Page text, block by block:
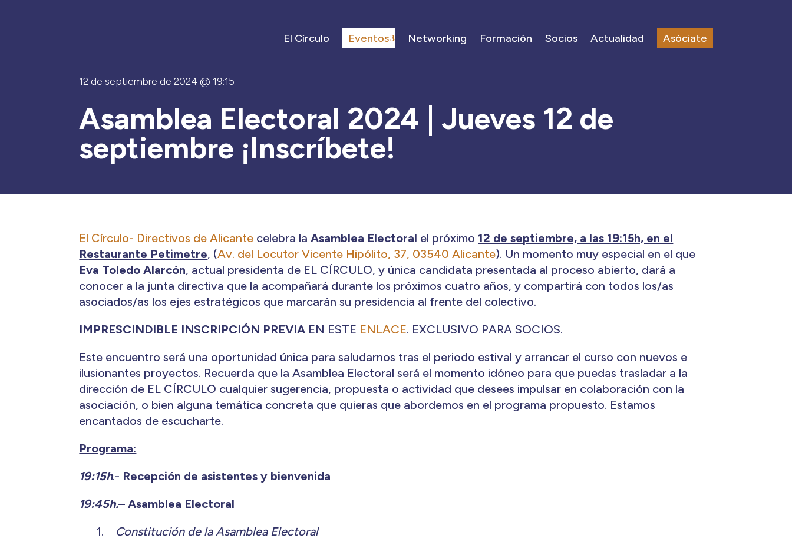
El Círculo Eventos Networking Formación Socios Actualidad Asóciate
12 de septiembre de 2024 @ 19:15
Asamblea Electoral 2024 | Jueves 12 de
septiembre ¡Inscríbete!
El Círculo- Directivos de Alicante celebra laAsamblea Electoral el próximo 12 de septiembre, a las 19:15h, en el
Restaurante Petimetre, (Av. del Locutor Vicente Hipólito, 37, 03540 Alicante). Un momento muy especial en el que
Eva Toledo Alarcón, actual presidenta de EL CÍRCULO, y única candidata presentada al proceso abierto, dará a
conocer a la junta directiva que la acompañará durante los próximos cuatro años, y compartirá con todos los/as
asociados/as los ejes estratégicos que marcarán su presidencia al frente del colectivo.
IMPRESCINDIBLE INSCRIPCIÓN PREVIA EN ESTE ENLACE. EXCLUSIVO PARA SOCIOS.
Este encuentro será una oportunidad única para saludarnos tras el periodo estival y arrancar el curso con nuevos e
ilusionantes proyectos. Recuerda que la Asamblea Electoral será el momento idóneo para que puedas trasladar a la
dirección de EL CÍRCULO cualquier sugerencia, propuesta o actividad que desees impulsar en colaboración con la
asociación, o bien alguna temática concreta que quieras que abordemos en el programa propuesto. Estamos
encantados de escucharte.
Programa:
19:15h.- Recepción de asistentes y bienvenida
19:45h.–Asamblea Electoral
1. Constitución de la Asamblea Electoral